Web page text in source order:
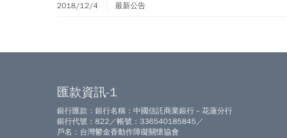
2018/12/4 最新公告
匯款資訊-1
銀行匯款：銀行名稱：中國信託商業銀行－花蓮分行
銀行代號：822／帳號：336540185845／
戶名：台灣鬱金香動作障礙關懷協會